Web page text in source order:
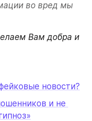
во вред мы
Вам добра и
новости?
и не